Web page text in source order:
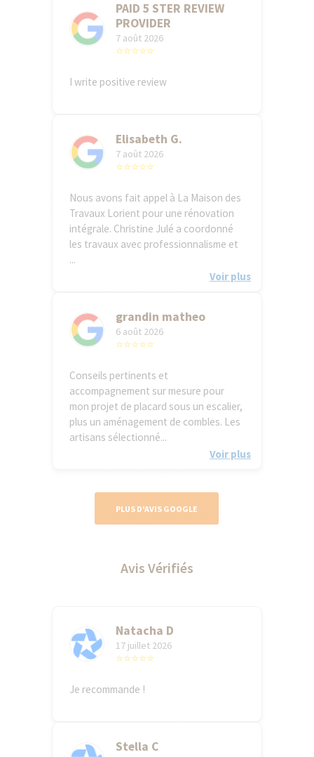
PAID 5 STER REVIEW
PROVIDER
7 août 2026
⭐⭐⭐⭐⭐
I write positive review
Elisabeth G.
7 août 2026
⭐⭐⭐⭐⭐
Nous avons fait appel à La Maison des
Travaux Lorient pour une rénovation
intégrale. Christine Julé a coordonné
les travaux avec professionnalisme et
...
Voir plus
grandin matheo
6 août 2026
⭐⭐⭐⭐⭐
Conseils pertinents et
accompagnement sur mesure pour
mon projet de placard sous un escalier,
plus un aménagement de combles. Les
artisans sélectionné...
Voir plus
PLUS D'AVIS GOOGLE
Avis Vérifiés
Natacha D
17 juillet 2026
⭐⭐⭐⭐⭐
Je recommande !
Stella C